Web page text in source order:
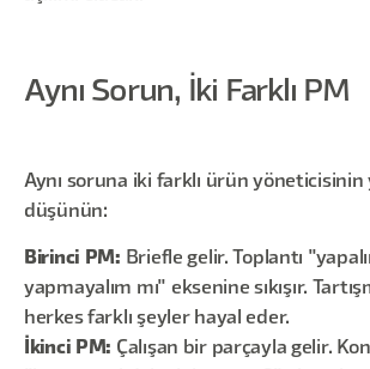
Aynı Sorun, İki Farklı PM
Aynı soruna iki farklı ürün yöneticisinin
düşünün:
Birinci PM: Briefle gelir. Toplantı
yapmayalım mı" eksenine sıkışır.
herkes farklı şeyler hayal eder.
İkinci PM: Çalışan bir parçayla gelir.